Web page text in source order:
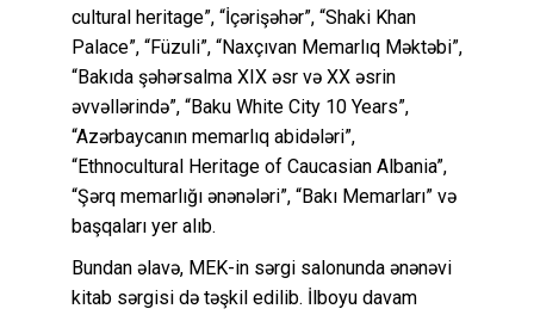
cultural heritage”, “İçərişəhər”, “Shaki Khan
Palace”, “Füzuli”, “Naxçıvan Memarlıq Məktəbi”,
“Bakıda şəhərsalma XIX əsr və XX əsrin
əvvəllərində”, “Baku White City 10 Years”,
“Azərbaycanın memarlıq abidələri”,
“Ethnocultural Heritage of Caucasian Albania”,
“Şərq memarlığı ənənələri”, “Bakı Memarları” və
başqaları yer alıb.
Bundan əlavə, MEK-in sərgi salonunda ənənəvi
kitab sərgisi də təşkil edilib. İlboyu davam